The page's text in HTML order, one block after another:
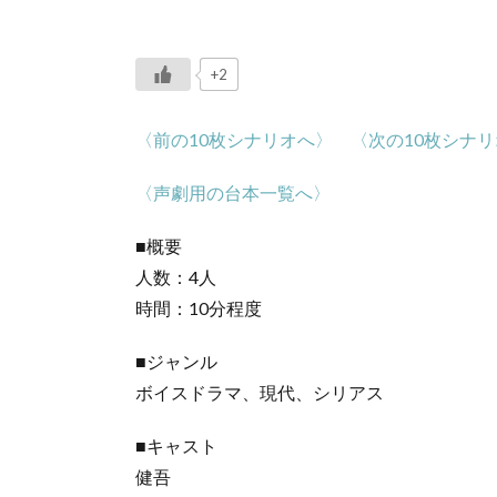
+2
〈前の10枚シナリオへ〉 〈次の10枚シナ
〈声劇用の台本一覧へ〉
■概要
人数：4人
時間：10分程度
■ジャンル
ボイスドラマ、現代、シリアス
■キャスト
健吾